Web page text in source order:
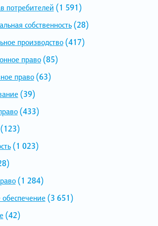
потребителей (1 591)
собственность(28)
производство(417)
право(85)
право(63)
(39)
(433)
(1 023)
(1 284)
(3 651)
(42)